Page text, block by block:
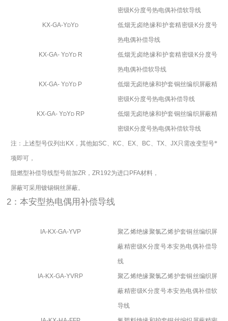
密级 K分度号热电偶补偿软导线
KX-GA-YDYD 低烟无卤绝缘和护套精密级 K分度号
热电偶补偿导线
KX-GA- YDYDR 低烟无卤绝缘和护套精密级 K分度号
热电偶补偿软导线
KX-GA- YDYD P 低烟无卤绝缘和护套铜丝编织屏蔽精
密级 K分度号热电偶补偿导线
KX-GA- YDYDRP 低烟无卤绝缘和护套铜丝编织屏蔽精
密级 K分度号热电偶补偿软导线
注：上述型号仅列出 KX，其他如SC、 KC、 EX、 BC、TX、JX只需改变型号*
项即可，
阻燃型补偿导线型号前加ZR ， ZR192为进口 PFA材料，
屏蔽可采用镀锡铜丝屏蔽。
2：本安型热电偶用补偿导线
IA-KX-GA-YVP 聚乙烯绝缘聚氯乙烯护套铜丝编织屏
蔽精密级 K分度号本安热电偶补偿导
线
IA-KX-GA-YVRP 聚乙烯绝缘聚氯乙烯护套铜丝编织屏
蔽精密级 K分度号本安热电偶补偿软
导线